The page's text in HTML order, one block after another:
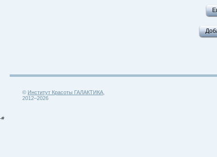
© Институт Красоты ГАЛАКТИКА
2012–2026
-#